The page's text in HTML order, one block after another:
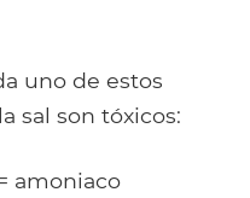
uno de estos
sal son tóxicos:
amoniaco